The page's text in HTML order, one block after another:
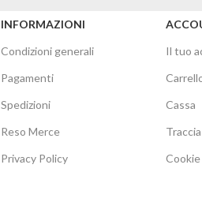
INFORMAZIONI
Condizioni generali
Pagamenti
Spedizioni
Reso Merce
Privacy Policy
Il tuo
Cassa